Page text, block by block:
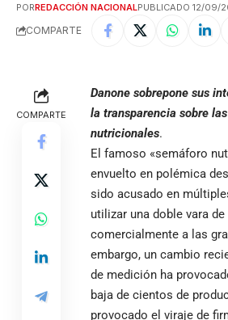
PORREDACCIÓN NACIONALPUBLICADO 12/09/
COMPARTE
COMPARTE
Danone sobrepone sus
la transparencia sobre
nutricionales.
El famoso «semáforo
envuelto en polémica
sido acusado en
utilizar una doble vara
comercialmente a las
embargo, un cambio
de medición ha
baja de cientos de
provocado el viraje de